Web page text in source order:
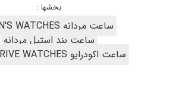
بخشها :
ساعت مردانه MEN'S WATCHES
ساعت بند استیل مردانه
ساعت اکودرایو ECO-DRIVE WATCHES